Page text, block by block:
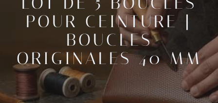
POUR CEINTURE |
BOUCLES
ORIGINALES 40 MM